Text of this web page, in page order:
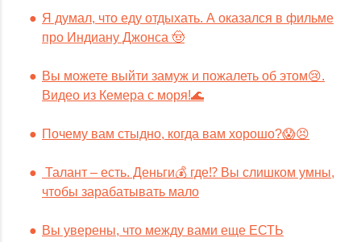
Я думал, что еду отдыхать. А оказался в фильме
про Индиану Джонса 🤠
Вы можете выйти замуж и пожалеть об этом😢.
Видео из Кемера с моря!🌊
Почему вам стыдно, когда вам хорошо?😱😣
Талант – есть. Деньги💰 где⁉️ Вы слишком умны,
чтобы зарабатывать мало
Вы уверены, что между вами еще ЕСТЬ